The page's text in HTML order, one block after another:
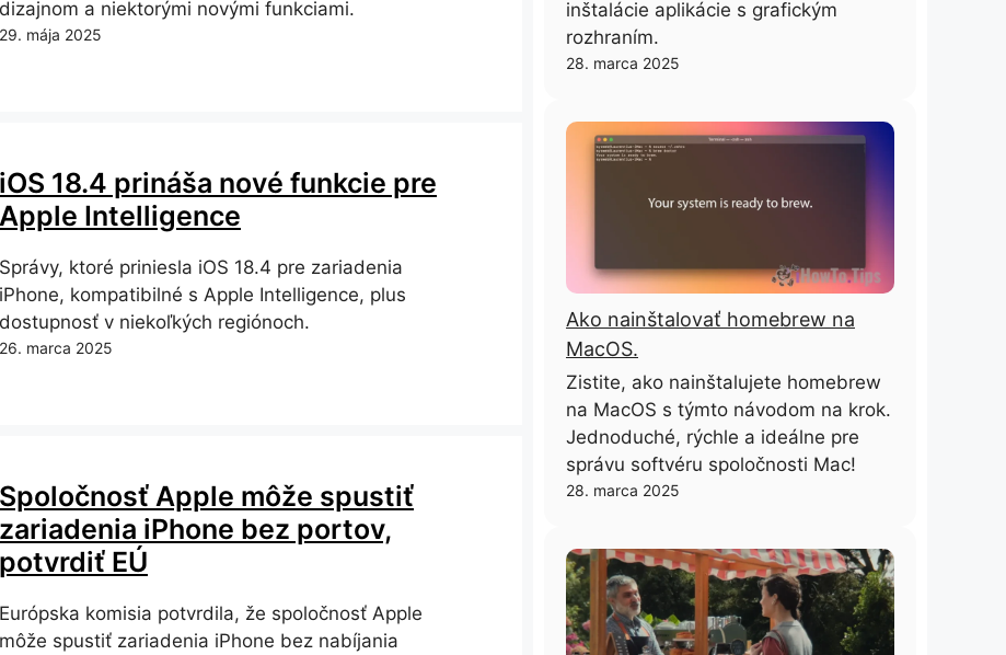
dizajnom a niektorými novými funkciami.
29. mája 2025
iOS 18.4 prináša nové funkcie pre
Apple Intelligence
Správy, ktoré priniesla iOS 18.4 pre zariadenia
iPhone, kompatibilné s Apple Intelligence, plus
dostupnosť v niekoľkých regiónoch.
26. marca 2025
Spoločnosť Apple môže spustiť
zariadenia iPhone bez portov,
potvrdiť EÚ
Európska komisia potvrdila, že spoločnosť Apple
môže spustiť zariadenia iPhone bez nabíjania
inštalácie aplikácie s grafickým
rozhraním.
28. marca 2025
Ako nainštalovať homebrew na
MacOS.
Zistite, ako nainštalujete homebrew
na MacOS s týmto návodom na krok.
Jednoduché, rýchle a ideálne pre
správu softvéru spoločnosti Mac!
28. marca 2025